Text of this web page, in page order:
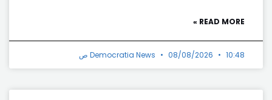
READ MORE »
Democratia News 08/08/2026 10:48 ص